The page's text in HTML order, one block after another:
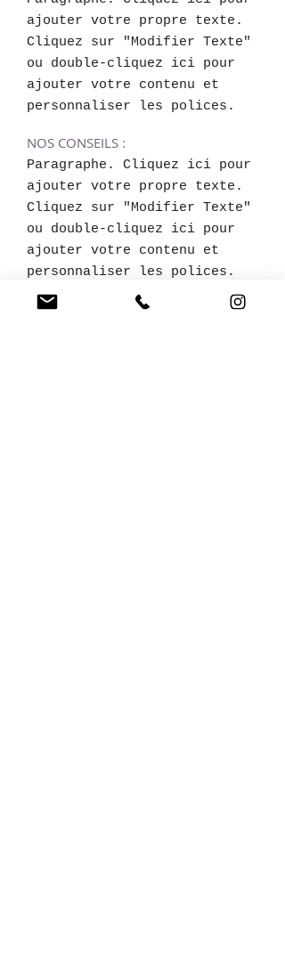
ajouter votre propre texte.
Cliquez sur "Modifier Texte"
ou double-cliquez ici pour
ajouter votre contenu et
personnaliser les polices.
NOS CONSEILS :
Paragraphe. Cliquez ici pour
ajouter votre propre texte.
Cliquez sur "Modifier Texte"
ou double-cliquez ici pour
ajouter votre contenu et
personnaliser les polices.